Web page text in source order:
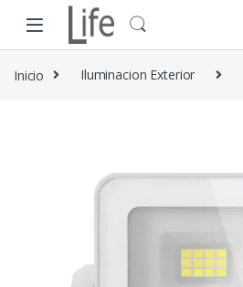
Skip to navigation
Skip to content
Inicio Iluminacion Exterior